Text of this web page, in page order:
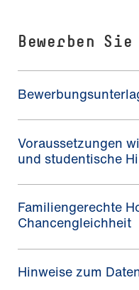
Bewerben
Voraussetzungen
und studentische
Familiengerechte
Chancengleichheit
Hinweise zum